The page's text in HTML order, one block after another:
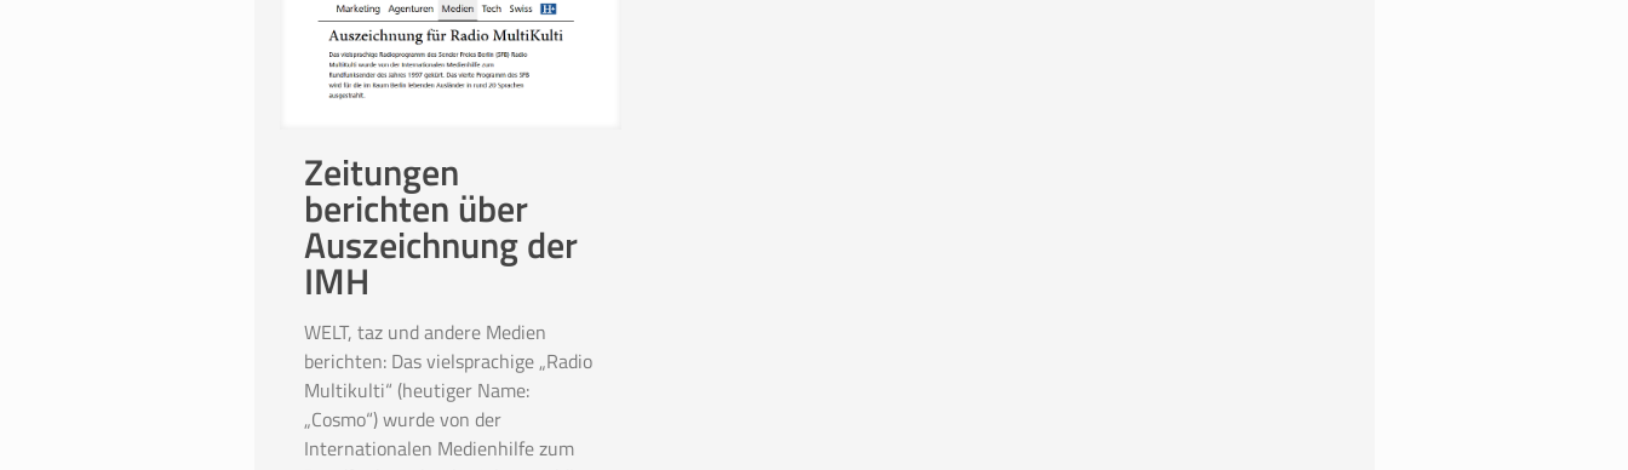
Zeitungen
berichten über
Auszeichnung der
IMH
WELT, taz und andere Medien
berichten: Das vielsprachige „Radio
Multikulti“ (heutiger Name:
„Cosmo“) wurde von der
Internationalen Medienhilfe zum